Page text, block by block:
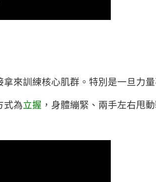
來訓練核心肌群。特別是一旦力
式為立握 ，身體繃緊、兩手左右甩